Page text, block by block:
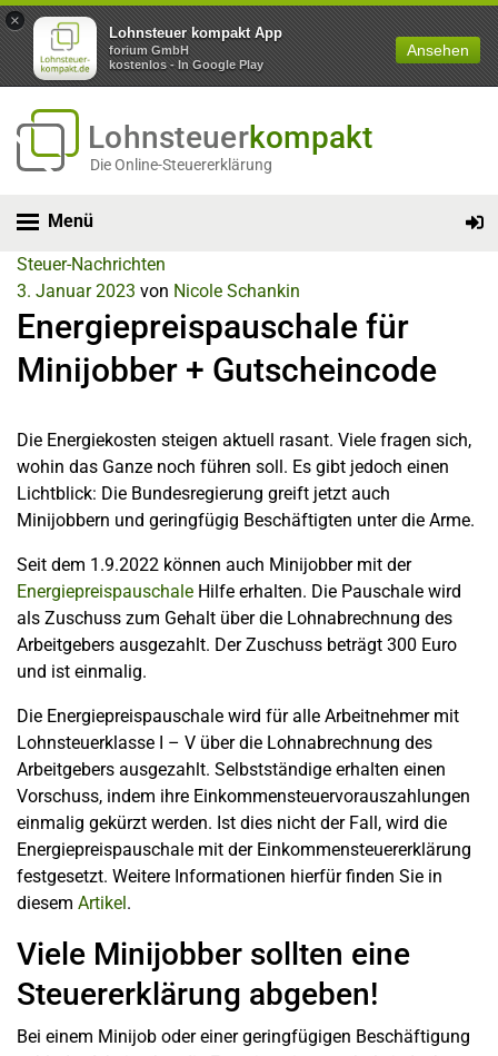
×
Lohnsteuer kompakt App
forium GmbH
kostenlos - In Google Play
Ansehen
Lohnsteuerkompakt
Die Online-Steuererklärung
Menü
Steuer-Nachrichten
3. Januar 2023 von Nicole Schankin
Energiepreispauschale für
Minijobber + Gutscheincode
Die Energiekosten steigen aktuell rasant. Viele fragen sich,
wohin das Ganze noch führen soll. Es gibt jedoch einen
Lichtblick: Die Bundesregierung greift jetzt auch
Minijobbern und geringfügig Beschäftigten unter die Arme.
Seit dem 1.9.2022 können auch Minijobber mit der
Energiepreispauschale Hilfe erhalten. Die Pauschale wird
als Zuschuss zum Gehalt über die Lohnabrechnung des
Arbeitgebers ausgezahlt. Der Zuschuss beträgt 300 Euro
und ist einmalig.
Die Energiepreispauschale wird für alle Arbeitnehmer mit
Lohnsteuerklasse I – V über die Lohnabrechnung des
Arbeitgebers ausgezahlt. Selbstständige erhalten einen
Vorschuss, indem ihre Einkommensteuervorauszahlungen
einmalig gekürzt werden. Ist dies nicht der Fall, wird die
Energiepreispauschale mit der Einkommensteuererklärung
festgesetzt. Weitere Informationen hierfür finden Sie in
diesem Artikel.
Viele Minijobber sollten eine
Steuererklärung abgeben!
Bei einem Minijob oder einer geringfügigen Beschäftigung